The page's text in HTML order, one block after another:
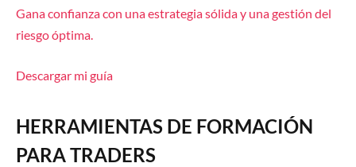
Gana confianza con una estrategia sólida y una gestión del
riesgo óptima.
Descargar mi guía
HERRAMIENTAS DE FORMACIÓN
PARA TRADERS